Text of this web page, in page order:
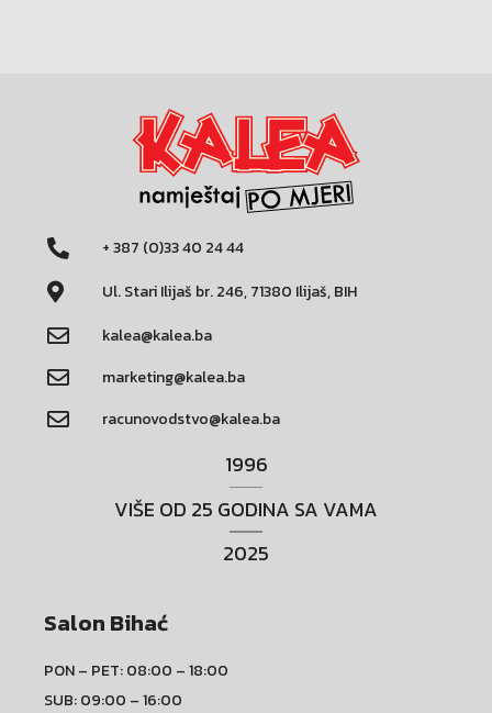
+ 387 (0)33 40 24 44
Ul. Stari Ilijaš br. 246, 71380 Ilijaš, BIH
kalea@kalea.ba
marketing@kalea.ba
racunovodstvo@kalea.ba
1996
VIŠE OD 25 GODINA SA VAMA
2025
Salon Bihać
PON – PET: 08:00 – 18:00
SUB: 09:00 – 16:00